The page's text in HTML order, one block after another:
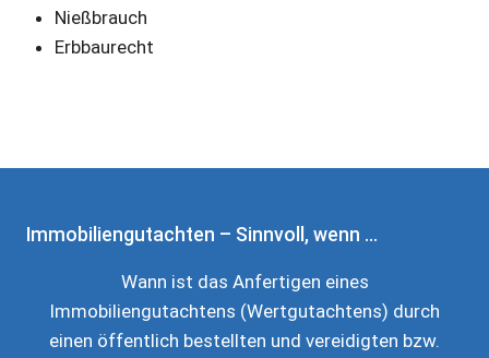
Nießbrauch
Erbbaurecht
Immobiliengutachten – Sinnvoll, wenn …
Wann ist das Anfertigen eines
Immobiliengutachtens (Wertgutachtens) durch
einen öffentlich bestellten und vereidigten bzw.